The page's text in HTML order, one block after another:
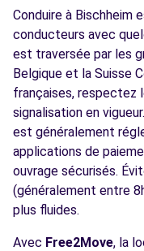
Conduire à Bischheim
conducteurs avec
est traversée par les
Belgique et la Suisse
françaises, respectez
signalisation en
est généralement
applications de
ouvrage sécurisés.
(généralement entre
plus fluides.
Avec Free2Move, la